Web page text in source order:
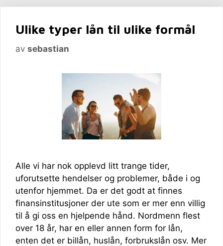
Ulike typer lån til ulike formål
av sebastian
Alle vi har nok opplevd litt trange tider,
uforutsette hendelser og problemer, både i og
utenfor hjemmet. Da er det godt at finnes
finansinstitusjoner der ute som er mer enn villig
til å gi oss en hjelpende hånd. Nordmenn flest
over 18 år, har en eller annen form for lån,
enten det er billån, huslån, forbrukslån osv. Mer